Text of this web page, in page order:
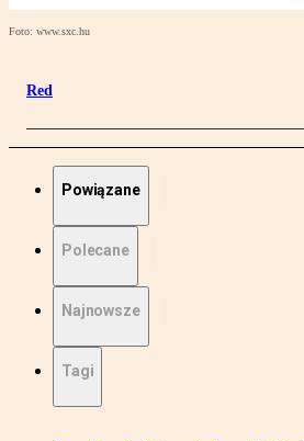
Foto: www.sxc.hu
Red
Powiązane
Polecane
Najnowsze
Tagi